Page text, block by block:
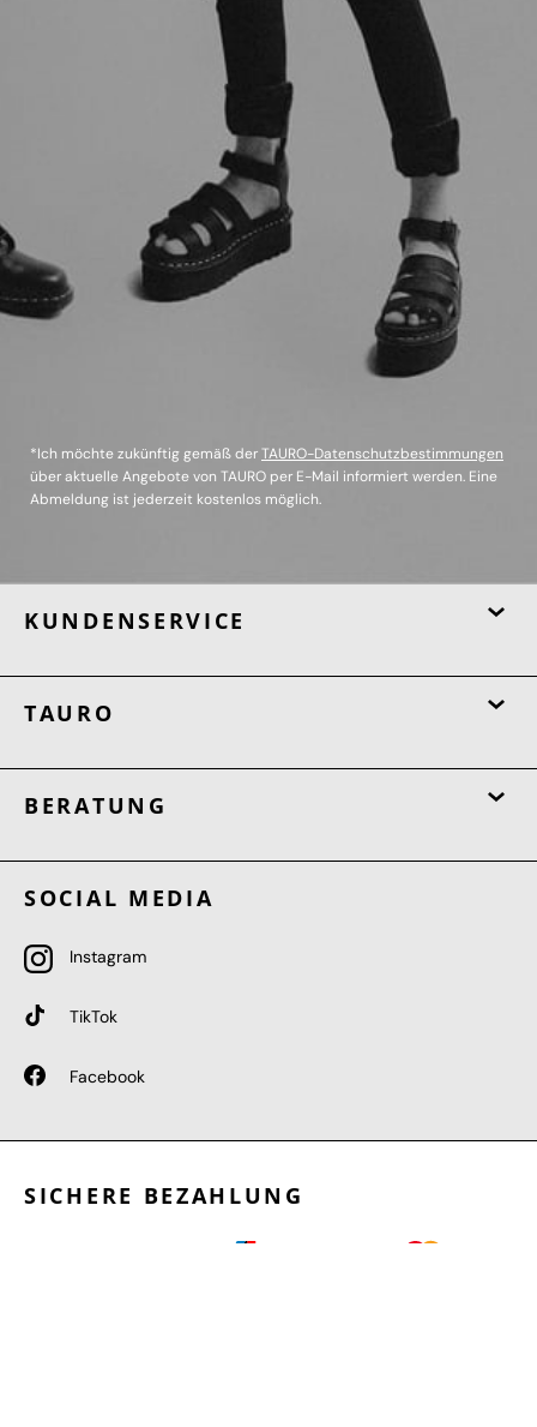
*Ich möchte zukünftig gemäß derTAURO-Datenschutzbestimmungen
über aktuelle Angebote von TAURO per E-Mail informiert werden. Eine
Abmeldung ist jederzeit kostenlos möglich.
KUNDENSERVICE
TAURO
BERATUNG
SOCIAL MEDIA
Instagram
TikTok
Facebook
SICHERE BEZAHLUNG